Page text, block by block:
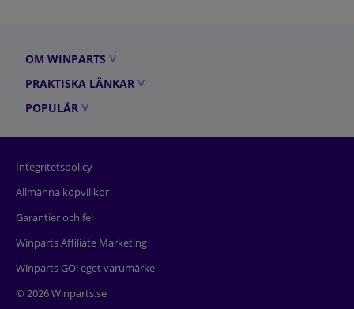
OM WINPARTS
PRAKTISKA LÄNKAR
POPULÄR
Integritetspolicy
Allmänna köpvillkor
Garantier och fel
Winparts Affiliate Marketing
Winparts GO! eget varumärke
© 2026 Winparts.se